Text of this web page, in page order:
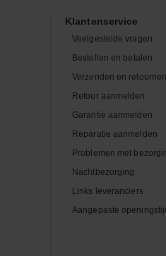
Klantenservice
Veelgestelde vragen
Bestellen en betalen
Verzenden en
Retour aanmelden
Garantie aanmelden
Reparatie aanmelden
Problemen met
Nachtbezorging
Links leveranciers
Aangepaste